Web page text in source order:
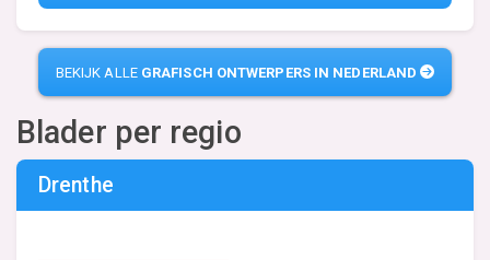
BEKIJK ALLE GRAFISCH ONTWERPERS IN NEDERLAND
Blader per regio
Drenthe